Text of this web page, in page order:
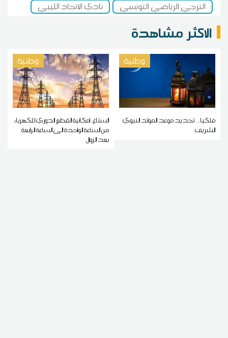
الترجي الرياضي التونسي
نادي الإتحاد الليبي
الاكثر مشاهدة
وطنية
فلكيا... تحديد موعد المولد النبوي
الشريف
وطنية
الستاغ: إمكانية القطع الدوري للكهرباء
من الساعة الواحدة الى الساعة الرابعة
بعد الزوال